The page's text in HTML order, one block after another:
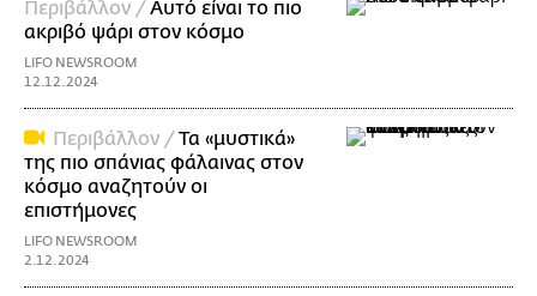
Περιβάλλον /Αυτό είναι το πιο
ακριβό ψάρι στον κόσμο
LIFO NEWSROOM
12.12.2024
Περιβάλλον /Τα «μυστικά»
της πιο σπάνιας φάλαινας στον
κόσμο αναζητούν οι
επιστήμονες
LIFO NEWSROOM
2.12.2024